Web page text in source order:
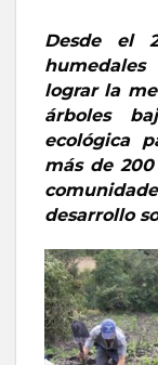
Desde el
lograr la
árboles
ecológica
más de
desarrollo